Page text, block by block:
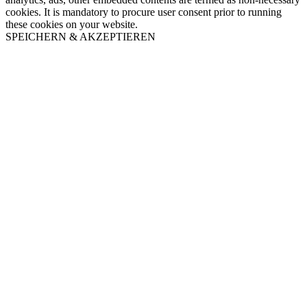
cookies. It is mandatory to procure user consent prior to running
these cookies on your website.
SPEICHERN & AKZEPTIEREN